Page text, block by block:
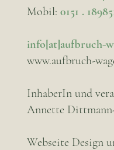
Mobil: 0151 .
info[at]aufbruch-
www.aufbruch-
InhaberIn und
Annette
Webseite Design